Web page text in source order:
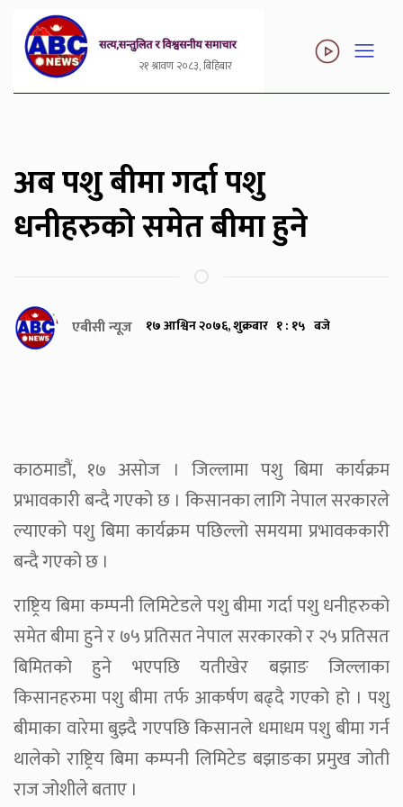
२१ श्रावण २०८३, बिहिबार
अब पशु बीमा गर्दा पशु
धनीहरुको समेत बीमा हुने
एबीसी न्यूज १७ आश्विन २०७६, शुक्रबार १ : १५ बजे
काठमाडौं, १७ असोज । जिल्लामा पशु बिमा कार्यक्रम
प्रभावकारी बन्दै गएको छ । किसानका लागि नेपाल सरकारले
ल्याएको पशु बिमा कार्यक्रम पछिल्लो समयमा प्रभावककारी
बन्दै गएको छ ।
राष्ट्रिय बिमा कम्पनी लिमिटेडले पशु बीमा गर्दा पशु धनीहरुको
समेत बीमा हुने र ७५ प्रतिसत नेपाल सरकारको र २५ प्रतिसत
बिमितको हुने भएपछि यतीखेर बझाङ जिल्लाका
किसानहरुमा पशु बीमा तर्फ आकर्षण बढ्दै गएको हो । पशु
बीमाका वारेमा बुझ्दै गएपछि किसानले धमाधम पशु बीमा गर्न
थालेको राष्ट्रिय बिमा कम्पनी लिमिटेड बझाङका प्रमुख जोती
राज जोशीले बताए ।